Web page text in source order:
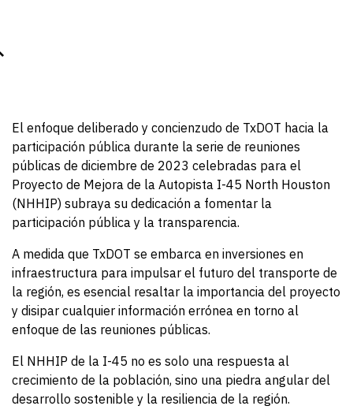
El enfoque deliberado y concienzudo de TxDOT hacia la
participación pública durante la serie de reuniones
públicas de diciembre de 2023 celebradas para el
Proyecto de Mejora de la Autopista I-45 North Houston
(NHHIP) subraya su dedicación a fomentar la
participación pública y la transparencia.
A medida que TxDOT se embarca en inversiones en
infraestructura para impulsar el futuro del transporte de
la región, es esencial resaltar la importancia del proyecto
y disipar cualquier información errónea en torno al
enfoque de las reuniones públicas.
El NHHIP de la I-45 no es solo una respuesta al
crecimiento de la población, sino una piedra angular del
desarrollo sostenible y la resiliencia de la región.